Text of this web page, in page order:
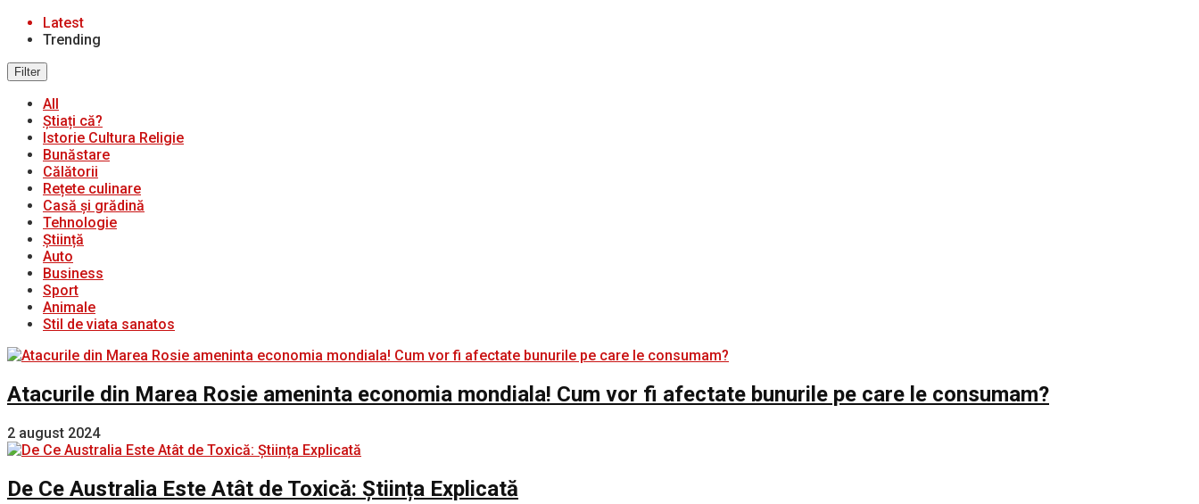
Latest
Trending
Filter
All
Știați că?
Istorie Cultura Religie
Bunăstare
Călătorii
Rețete culinare
Casă și grădină
Tehnologie
Știință
Auto
Business
Sport
Animale
Stil de viata sanatos
Atacurile din Marea Rosie ameninta economia mondiala! Cum vor fi afectate bunurile pe care le consumam?
2 august 2024
De Ce Australia Este Atât de Toxică: Știința Explicată